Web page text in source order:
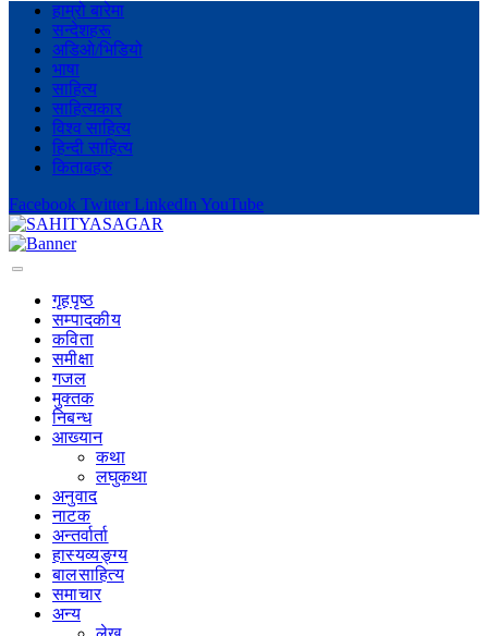
हाम्रो बारेमा
सन्देशहरू
अडिओ/भिडियो
भाषा
साहित्य
साहित्यकार
विश्व साहित्य
हिन्दी साहित्य
किताबहरु
Facebook Twitter LinkedIn YouTube
गृहपृष्‍ठ
सम्पादकीय
कविता
समीक्षा
गजल
मुक्तक
निबन्ध
आख्यान
कथा
लघुकथा
अनुवाद
नाटक
अन्तर्वार्ता
हास्यव्यङ्ग्य
बालसाहित्य
समाचार
अन्य